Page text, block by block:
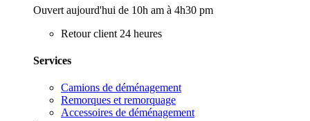
Ouvert aujourd'hui de 10h am à 4h30 pm
Retour client 24 heures
Services
Camions de déménagement
Remorques et remorquage
Accessoires de déménagement